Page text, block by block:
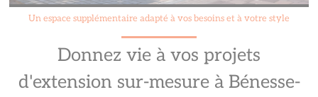
Un espace supplémentaire adapté à vos besoins et à votre style
Donnez vie à vos projets
d'extension sur-mesure à Bénesse-